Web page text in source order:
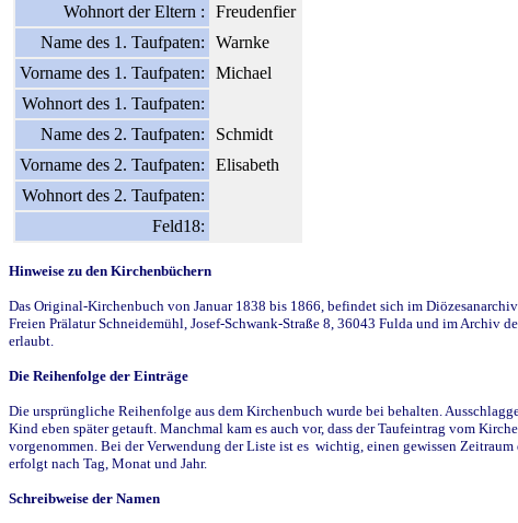
Wohnort der Eltern :
Freudenfier
Name des 1. Taufpaten:
Warnke
Vorname des 1. Taufpaten:
Michael
Wohnort des 1. Taufpaten:
Name des 2. Taufpaten:
Schmidt
Vorname des 2. Taufpaten:
Elisabeth
Wohnort des 2. Taufpaten:
Feld18:
Hinweise zu den Kirchenbüchern
Das Original-Kirchenbuch von Januar 1838 bis 1866, befindet sich im
Freien Prälatur Schneidemühl, Josef-Schwank-Straße 8, 36043 Fulda und im Archiv
erlaubt.
Die Reihenfolge der Einträge
Die ursprüngliche Reihenfolge aus dem Kirchenbuch wurde bei behalten.
Kind eben später getauft. Manchmal kam es auch vor, dass der Taufeintrag vom
vorgenommen. Bei der Verwendung der Liste ist es wichtig, einen gewissen
erfolgt nach Tag, Monat und Jahr.
Schreibweise der Namen